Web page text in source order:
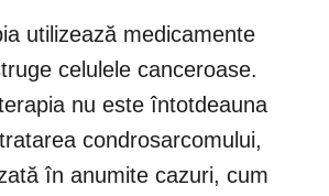
utilizează medicamente
celulele canceroase.
nu este întotdeauna
condrosarcomului,
în anumite cazuri, cum